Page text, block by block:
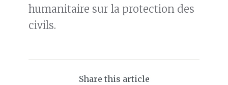
humanitaire sur la protection des
civils.
Share this article